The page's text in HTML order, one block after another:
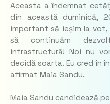
Aceasta a îndemnat
din această duminică,
important să ieșim la vot,
să continuăm
infrastructură! Noi nu
decidă soarta. Eu cred în
afirmat Maia Sandu.
Maia Sandu candidează